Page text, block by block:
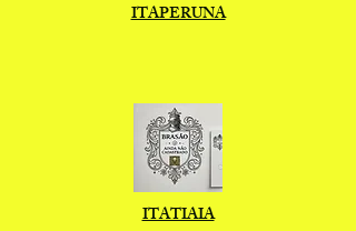
ITAPERUNA
ITATIAIA